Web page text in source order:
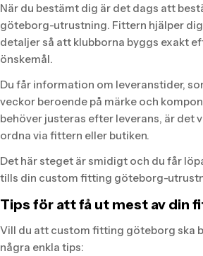
När du bestämt dig är det dags att
göteborg-utrustning. Fittern hjälper
detaljer så att klubborna byggs exakt
önskemål.
Du får information om leveranstider,
veckor beroende på märke och
behöver justeras efter leverans, är det
ordna via fittern eller butiken.
Det här steget är smidigt och du får
tills din custom fitting göteborg-
Tips för att få ut mest av din
Vill du att custom fitting göteborg ska
några enkla tips: